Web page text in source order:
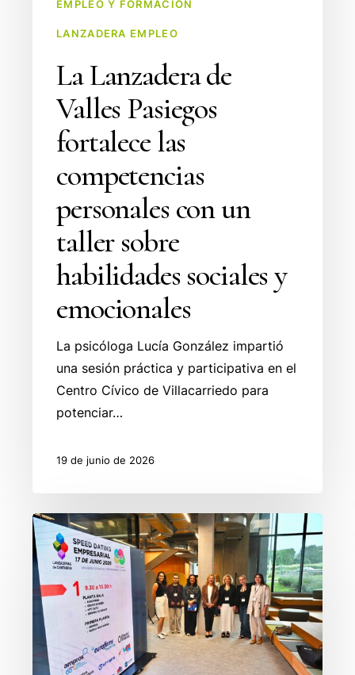
emocionales
EMPLEO Y FORMACION
LANZADERA EMPLEO
La Lanzadera de
Valles Pasiegos
fortalece las
competencias
personales con un
taller sobre
habilidades sociales y
emocionales
La psicóloga Lucía González impartió
una sesión práctica y participativa en el
Centro Cívico de Villacarriedo para
potenciar…
19 de junio de 2026
Las
Lanzaderas
de
Cantabria
conectan
talento